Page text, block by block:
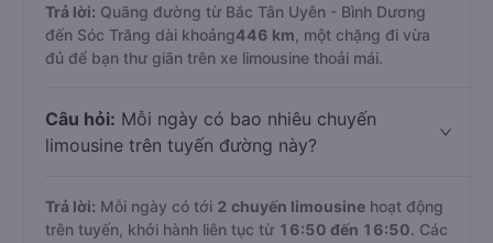
Trả lời: Quãng đường từ Bắc Tân Uyên - Bình Dương
đến Sóc Trăng dài khoảng446 km , một chặng đi vừa
đủ để bạn thư giãn trên xe limousine thoải mái.
Câu hỏi: Mỗi ngày có bao nhiêu chuyến
limousine trên tuyến đường này?
Trả lời: Mỗi ngày có tới 2 chuyến limousine hoạt động
trên tuyến, khởi hành liên tục từ 16:50 đến 16:50. Các